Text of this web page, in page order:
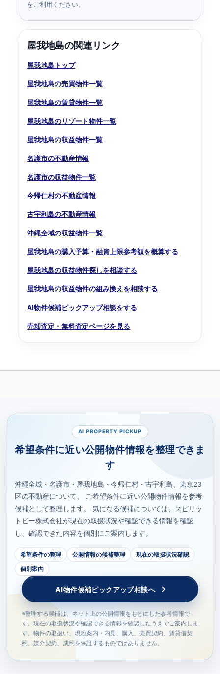
をご利用ください。
屋我地島の関連リンク
屋我地島トップ
屋我地島の売買物件一覧
屋我地島の賃貸物件一覧
屋我地島のリゾート物件一覧
屋我地島の収益物件一覧
名護市の不動産情報
名護市の収益物件一覧
今帰仁村の不動産情報
古宇利島の不動産情報
沖縄全域の収益物件一覧
屋我地島の購入予算・融資上限参考額を概算する
屋我地島の収益物件探しを相談する
屋我地島の収益物件の組み換えを相談する
AI物件候補ピックアップ相談をする
売却査定・無料査定ページを見る
AI PROPERTY PICKUP
希望条件に近い公開物件情報を整理できま
す
沖縄全域・名護市・屋我地島・今帰仁村・古宇利島、東京23
区の不動産について、 ご希望条件に近い公開物件情報を参考
候補として整理します。 気になる候補については、スピリッ
トビー株式会社が現在の取扱状況や確認できる情報を確認
し、確認できた内容を個別にご案内します。
希望条件の整理 公開情報の候補整理
現在の取扱状況確認
個別案内
AI物件候補ピックアップ相談へ
※整理する候補は、ネット上の公開情報をもとにした参考情報で
す。現在の取扱状況や確認できる情報を確認したうえでご案内しま
す。物件の取扱い、現地案内・内見、購入、売買契約、賃貸借契
約、媒介契約、成約を保証するものではありません。